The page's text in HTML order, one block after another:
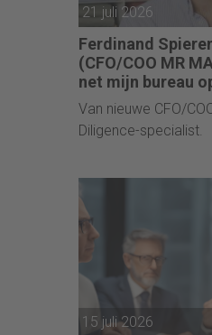
21 juli 2026
Ferdinand
(CFO/COO MR
net mijn bureau
hoogte
bord.”
Van nieuwe CFO/
Diligence-specialist.
15 juli 2026